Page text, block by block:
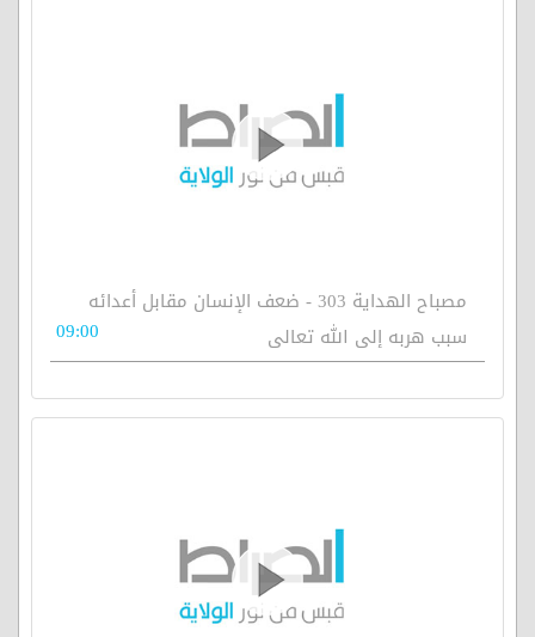
مصباح الهداية 303 - ضعف الإنسان مقابل أعدائه
سبب هربه إلى الله تعالى
09:00